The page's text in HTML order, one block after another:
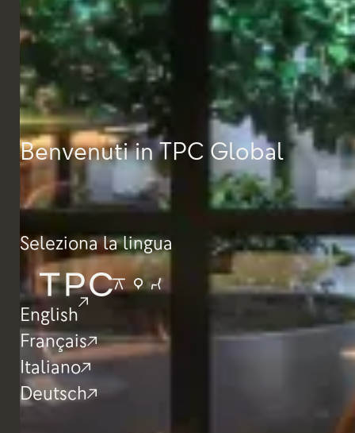
Benvenuti in TPC Global
Seleziona la lingua
English
Français
Italiano
Deutsch
Massimo
FBX
Tessuti e finiture